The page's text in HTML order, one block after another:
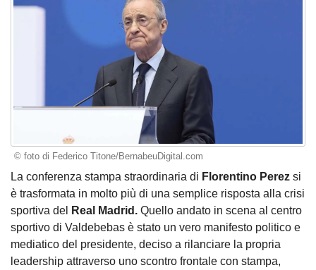
© foto di Federico Titone/BernabeuDigital.com
La conferenza stampa straordinaria di Florentino Perez si
è trasformata in molto più di una semplice risposta alla crisi
sportiva del
Real Madrid. Quello andato in scena al centro
sportivo di Valdebebas è stato un vero manifesto politico e
mediatico del presidente, deciso a rilanciare la propria
leadership attraverso uno scontro frontale con stampa,